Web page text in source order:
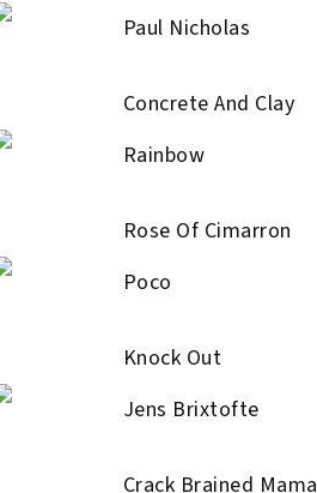
Paul Nicholas
Concrete And Clay
Rainbow
Rose Of Cimarron
Poco
Knock Out
Jens Brixtofte
Crack Brained Mama